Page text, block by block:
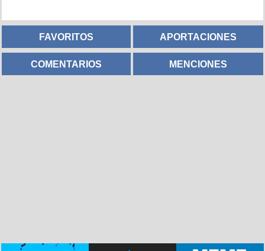
FAVORITOS APORTACIONES
COMENTARIOS MENCIONES